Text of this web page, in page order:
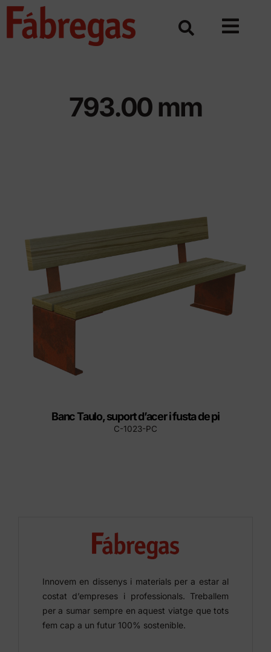
Skip
793.00 mm
Banc Taulo, suport d’acer i fusta de pi
C-1023-PC
Innovem en dissenys i materials per a estar al
costat d’empreses i professionals. Treballem
per a sumar sempre en aquest viatge que tots
fem cap a un futur 100% sostenible.